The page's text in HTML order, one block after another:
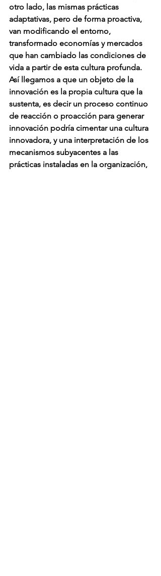
otro lado, las mismas prácticas
adaptativas, pero de forma proactiva,
van modificando el entorno,
transformado economías y mercados
que han cambiado las condiciones de
vida a partir de esta cultura profunda.
Así llegamos a que un objeto de la
innovación es la propia cultura que la
sustenta, es decir un proceso continuo
de reacción o proacción para generar
innovación podría cimentar una cultura
innovadora, y una interpretación de los
mecanismos subyacentes a las
prácticas instaladas en la organización,